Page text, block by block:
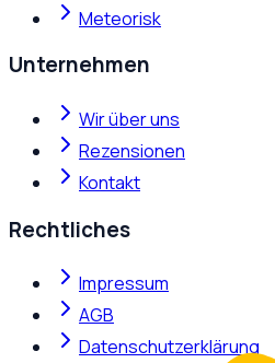
Meteorisk
Unternehmen
Wir über uns
Rezensionen
Kontakt
Rechtliches
Impressum
AGB
Datenschutzerklärung